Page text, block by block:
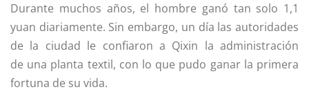
Durante muchos años, el hombre ganó tan solo 1,1
yuan diariamente. Sin embargo, un día las autoridades
de la ciudad le confiaron a Qixin la administración
de una planta textil, con lo que pudo ganar la primera
fortuna de su vida.